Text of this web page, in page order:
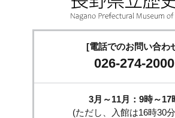
[電話でのお問い合わ
026-274-2000
3月～11月：9時～17
(ただし、入館は16時30